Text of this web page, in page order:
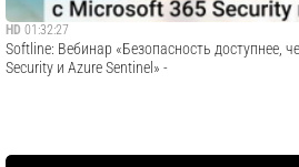
HD 01:32:27
Softline: Вебинар «Безопасность доступнее,
Security и Azure Sentinel» -